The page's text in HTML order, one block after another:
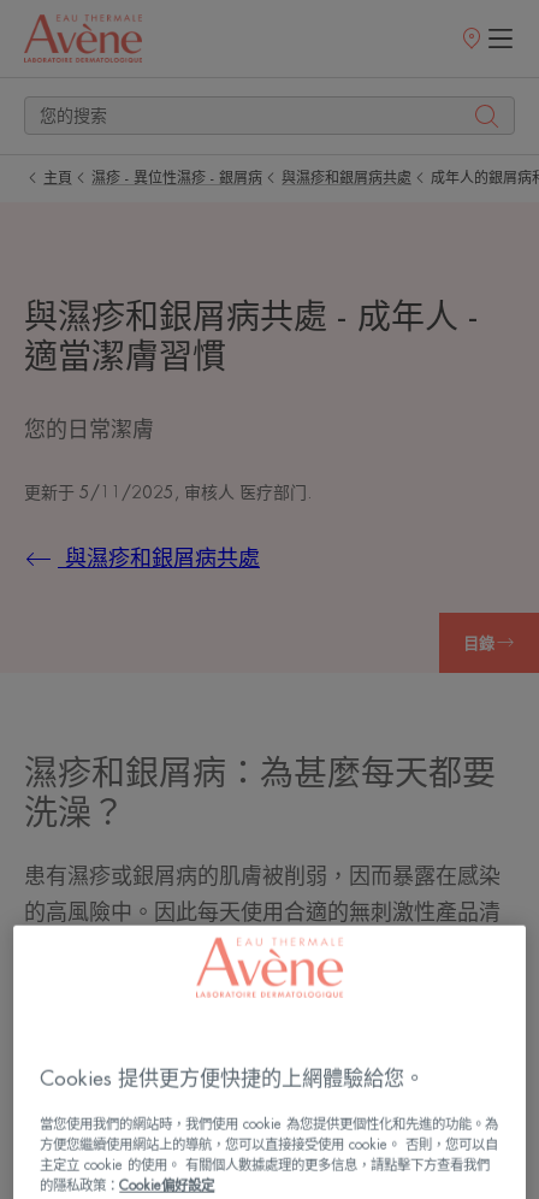
銷
主頁 濕疹 - 異位性濕疹 - 銀屑病 與濕疹和銀屑病共處 成年人的銀屑病
與濕疹和銀屑病共處 - 成年人 -
適當潔膚習慣
您的日常潔膚
更新于 5/11/2025 , 审核人 医疗部门
與濕疹和銀屑病共處
目錄
濕疹和銀屑病：為甚麼每天都要
洗澡？
患有濕疹或銀屑病的肌膚被削弱，因而暴露在感染
的高風險中。因此每天使用合適的無刺激性產品清
洗肌膚很重要。無論您是否處於爆發階段，每天都
要輕柔清洗您的肌膚，以便能更有效滋潤肌膚。徹
Cookies 提供更方便快捷的上網體驗給您。
當您使用我們的網站時，我們使用 cookie 為您提供更個性化和先進的功能。為
方便您繼續使用網站上的導航，您可以直接接受使用 cookie。 否則，您可以自
主定立 cookie 的使用。 有關個人數據處理的更多信息，請點擊下方查看我們
的隱私政策：Cookie偏好設定